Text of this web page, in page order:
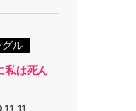
ル
私は死ん